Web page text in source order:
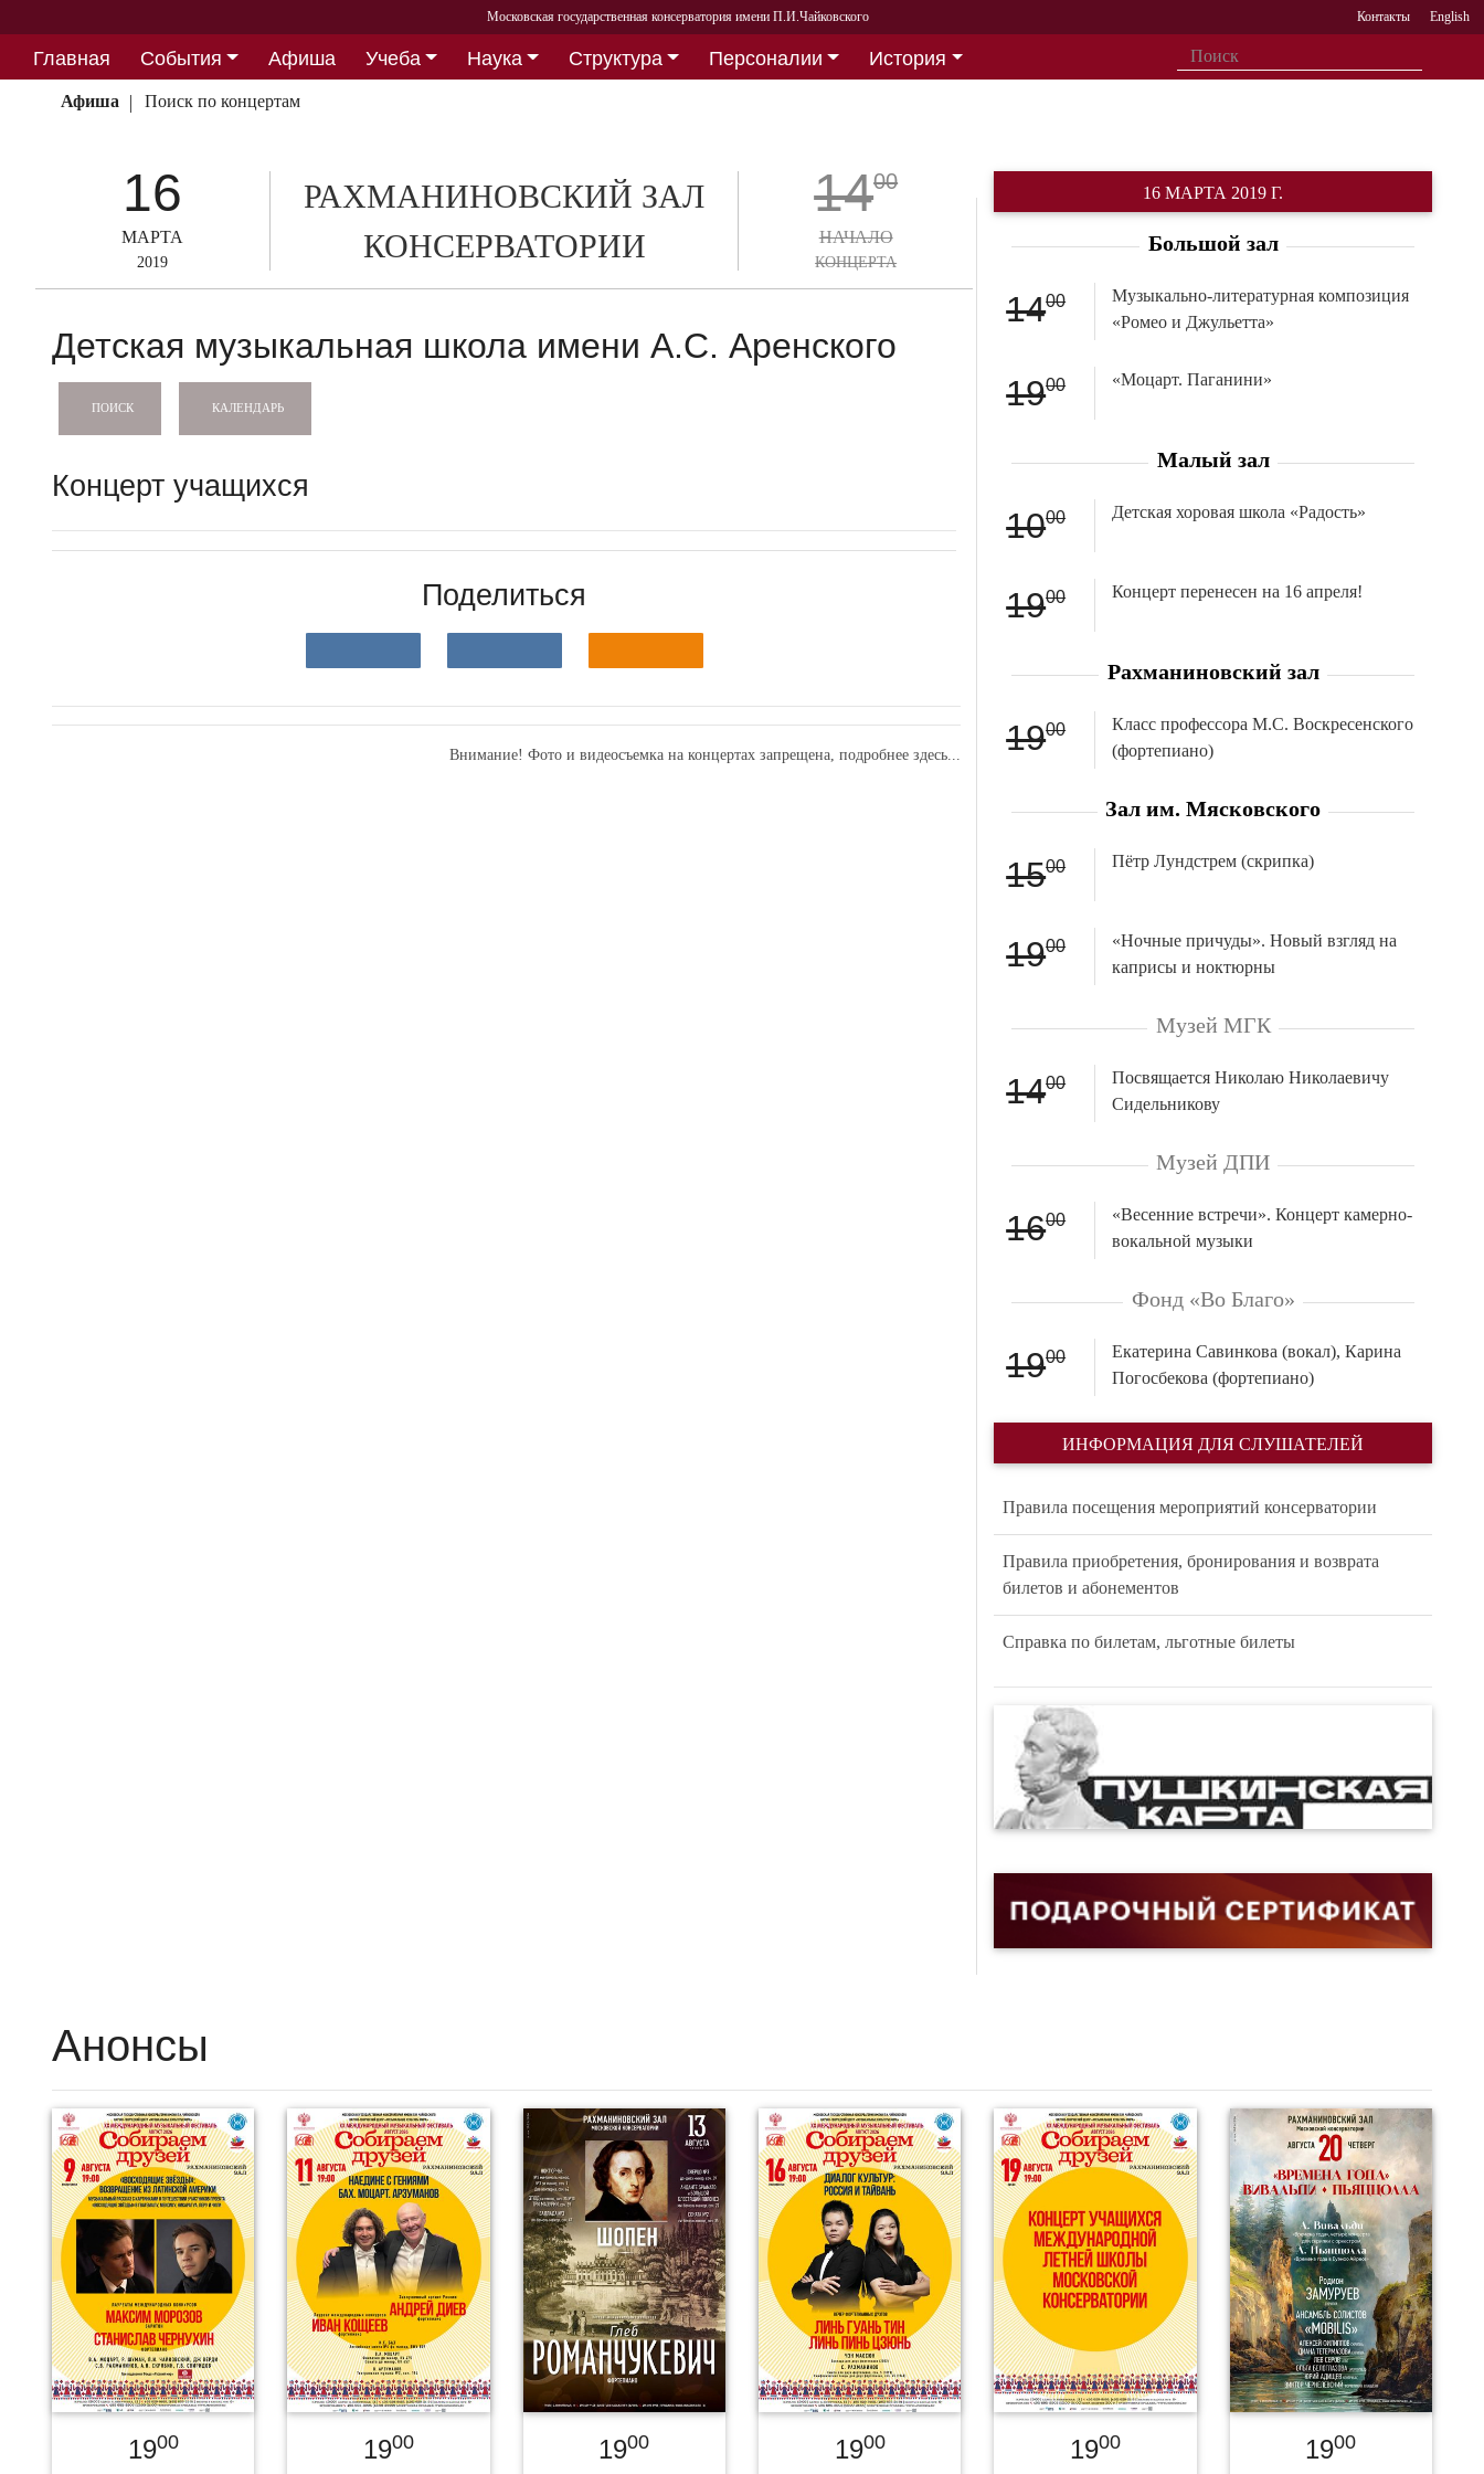
Московская государственная консерватория имени П.И.Чайковского Контакты English
Главная События Афиша Учеба Наука Структура Персоналии
История
Партнерство
Афиша Поиск по концертам
16
МАРТА
2019
РАХМАНИНОВСКИЙ ЗАЛ
КОНСЕРВАТОРИИ
1400
НАЧАЛО
КОНЦЕРТА
Детская музыкальная школа имени А.С. Аренского
ПОИСК КАЛЕНДАРЬ
Концерт учащихся
Поделиться
Внимание! Фото и видеосъемка на концертах запрещена,подробнее здесь...
16 МАРТА 2019 Г.
Большой зал
1400
Музыкально-литературная композиция
«Ромео и Джульетта»
1900 «Моцарт. Паганини»
Малый зал
1000 Детская хоровая школа «Радость»
1900 Концерт перенесен на 16 апреля!
Рахманиновский зал
1900
Класс профессора М.С. Воскресенского
(фортепиано)
Зал им. Мясковского
1500 Пётр Лундстрем (скрипка)
1900
«Ночные причуды». Новый взгляд на
каприсы и ноктюрны
Музей МГК
1400
Посвящается Николаю Николаевичу
Сидельникову
Музей ДПИ
1600
«Весенние встречи». Концерт камерно-
вокальной музыки
Фонд «Во Благо»
1900
Екатерина Савинкова (вокал), Карина
Погосбекова (фортепиано)
ИНФОРМАЦИЯ ДЛЯ СЛУШАТЕЛЕЙ
Правила посещения мероприятий консерватории
Правила приобретения, бронирования и возврата
билетов и абонементов
Справка по билетам, льготные билеты
Анонсы
1900 1900 1900 1900 1900 1900